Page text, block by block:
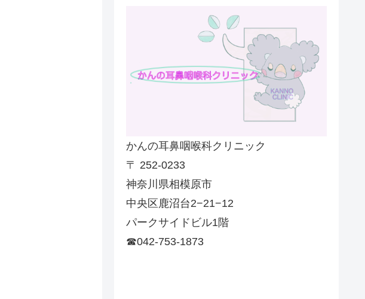
かんの耳鼻咽喉科クリニック
〒 252-0233
神奈川県相模原市
中央区鹿沼台2−21−12
パークサイドビル1階
☎042-753-1873